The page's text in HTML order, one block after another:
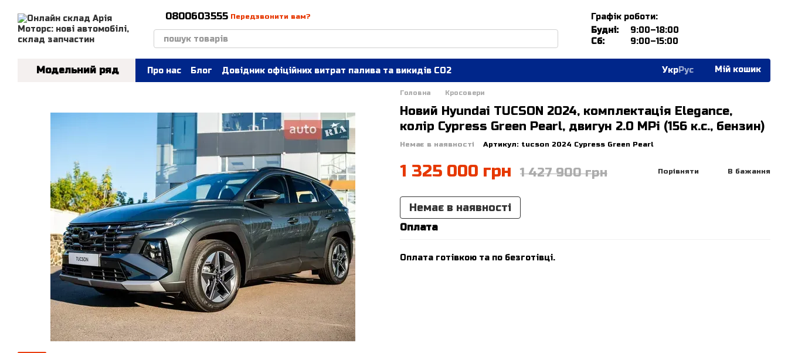
0800603555 Передзвонити вам?
Графік роботи:
Будні:
9:00–18:00
Сб:
9:00–15:00
Модельний ряд Про нас Блог Довідник офіційних витрат палива та викидів СО2 УкрРус Мій кошик
Головна Кросовери
Новий Hyundai TUCSON 2024, комплектація Elegance,
колір Cypress Green Pearl, двигун 2.0 MPi (156 к.с., бензин)
Немає в наявності Артикул: tucson 2024 Cypress Green Pearl
1 325 000 грн 1 427 900 грн Порівняти В бажання
Немає в наявності
Оплата
Оплата готівкою та по безготівці.